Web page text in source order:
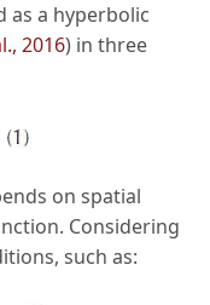
as a hyperbolic
2016) in three
on spatial
Considering
such as: